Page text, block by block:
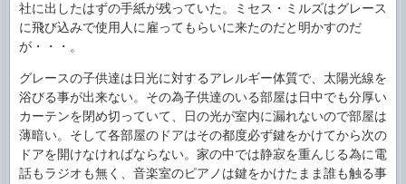
社に出したはずの手紙が残っていた。ミセス・ミルズはグレース
に飛び込みで使用人に雇ってもらいに来たのだと明かすのだ
が・・・。
グレースの子供達は日光に対するアレルギー体質で、太陽光線を
浴びる事が出来ない。その為子供達のいる部屋は日中でも分厚い
カーテンを閉め切っていて、日の光が室内に漏れないので部屋は
薄暗い。そして各部屋のドアはその都度必ず鍵をかけてから次の
ドアを開けなければならない。家の中では静寂を重んじる為に電
話もラジオも無く、音楽室のピアノは鍵をかけたまま誰も触る事